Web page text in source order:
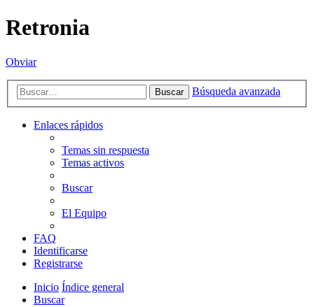
Retronia
Obviar
Buscar Búsqueda avanzada
Enlaces rápidos
Temas sin respuesta
Temas activos
Buscar
El Equipo
FAQ
Identificarse
Registrarse
Inicio Índice general
Buscar